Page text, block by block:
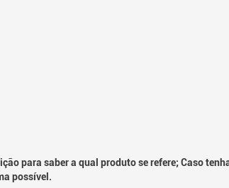
para saber a qual produto se refere; Caso
possível.